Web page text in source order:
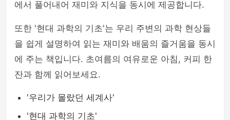
에서 풀어내어 재미와 지식을 동시에 제공합니다.
또한 '현대 과학의 기초'는 우리 주변의 과학 현상들
을 쉽게 설명하여 읽는 재미와 배움의 즐거움을 동시
에 주는 책입니다. 초여름의 여유로운 아침, 커피 한
잔과 함께 읽어보세요.
'우리가 몰랐던 세계사'
'현대 과학의 기초'